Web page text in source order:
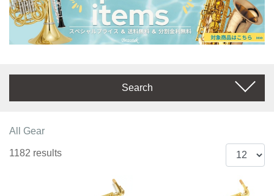
Search
All Gear
1182 results